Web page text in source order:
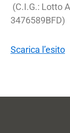
(C.I.G.: Lotto
3476589BFD)
Scarica l’esito